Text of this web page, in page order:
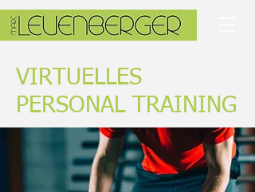
VIRTUELLES
PERSONAL TRAINING